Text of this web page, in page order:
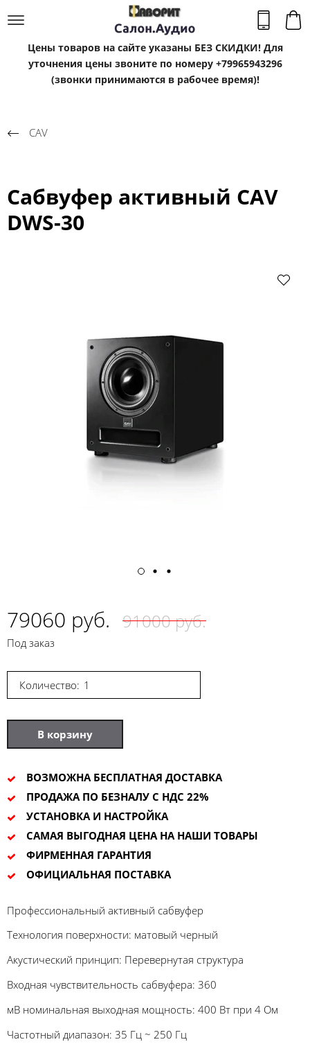
Цены товаров на сайте указаны БЕЗ СКИДКИ! Для
уточнения цены звоните по номеру +79965943296
(звонки принимаются в рабочее время)!
CAV
Сабвуфер активный CAV
DWS-30
79060 руб. 91000 руб.
Под заказ
Количество:
В корзину
ВОЗМОЖНА БЕСПЛАТНАЯ ДОСТАВКА
ПРОДАЖА ПО БЕЗНАЛУ С НДС 22%
УСТАНОВКА И НАСТРОЙКА
САМАЯ ВЫГОДНАЯ ЦЕНА НА НАШИ ТОВАРЫ
ФИРМЕННАЯ ГАРАНТИЯ
ОФИЦИАЛЬНАЯ ПОСТАВКА
Профессиональный активный сабвуфер
Технология поверхности: матовый черный
Акустический принцип: Перевернутая структура
Входная чувствительность сабвуфера: 360
мВ номинальная выходная мощность: 400 Вт при 4 Ом
Частотный диапазон: 35 Гц ~ 250 Гц